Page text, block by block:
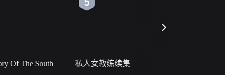
Of The South
私人女教练续集